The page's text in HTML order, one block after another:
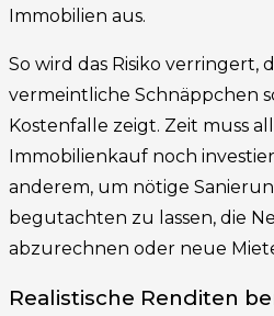
Immobilien aus.
So wird das Risiko verringert,
vermeintliche Schnäppchen
Kostenfalle zeigt. Zeit muss
Immobilienkauf noch
anderem, um nötige
begutachten zu lassen, die
abzurechnen oder neue
Realistische Renditen